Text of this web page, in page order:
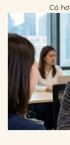
Có